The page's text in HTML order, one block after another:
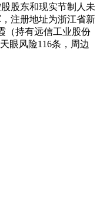
股东和现实节制人未
注册地址为浙江省新
（持有远信工业股份
眼风险116条，周边